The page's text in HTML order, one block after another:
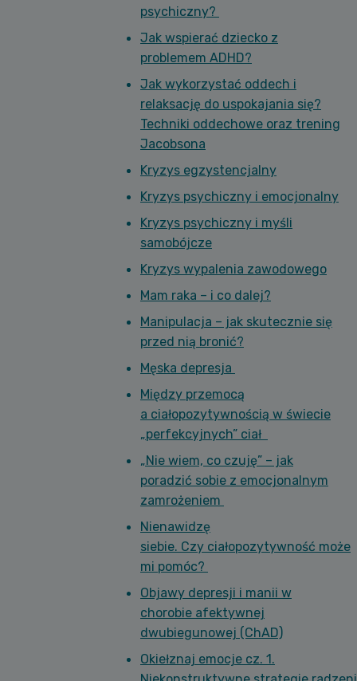
psychiczny?
Jak wspierać dziecko z
problemem ADHD?
Jak wykorzystać oddech i
relaksację do uspokajania się?
Techniki oddechowe oraz trening
Jacobsona
Kryzys egzystencjalny
Kryzys psychiczny i emocjonalny
Kryzys psychiczny i myśli
samobójcze
Kryzys wypalenia zawodowego
Mam raka – i co dalej?
Manipulacja – jak skutecznie się
przed nią bronić?
Męska depresja
Między przemocą
a ciałopozytywnością w świecie
„perfekcyjnych” ciał
„Nie wiem, co czuję” – jak
poradzić sobie z emocjonalnym
zamrożeniem
Nienawidzę
siebie. Czy ciałopozytywność może
mi pomóc?
Objawy depresji i manii w
chorobie afektywnej
dwubiegunowej (ChAD)
Okiełznaj emocje cz. 1.